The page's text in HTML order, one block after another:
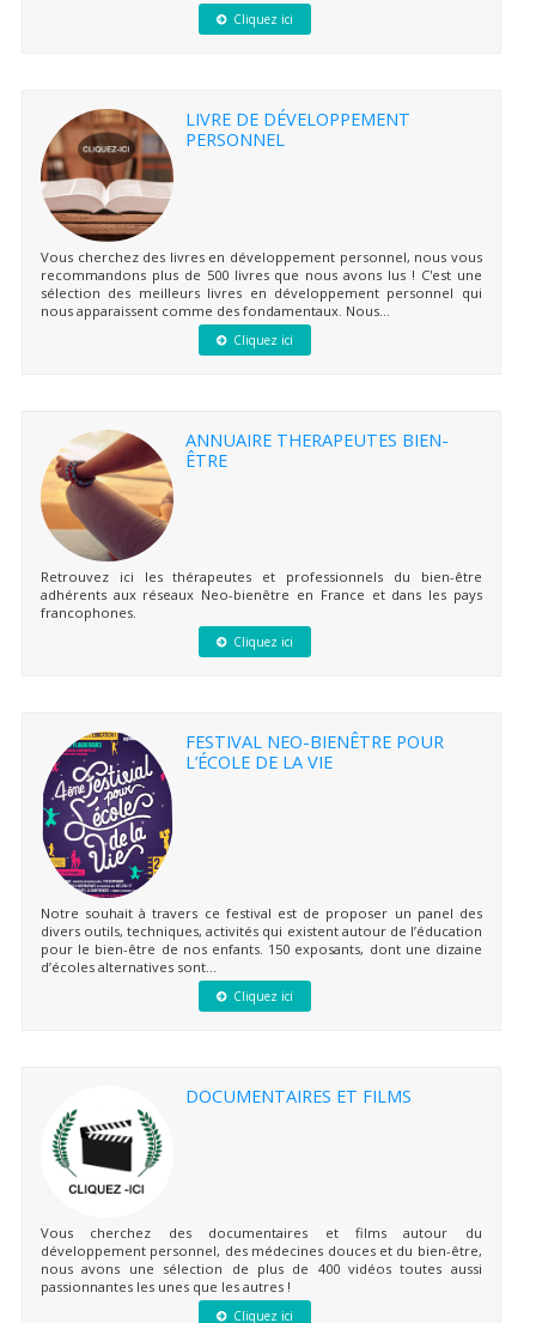
Cliquez ici
LIVRE DE DÉVELOPPEMENT
PERSONNEL
Vous cherchez des livres en développement personnel, nous vous
recommandons plus de 500 livres que nous avons lus ! C'est une
sélection des meilleurs livres en développement personnel qui
nous apparaissent comme des fondamentaux. Nous...
Cliquez ici
ANNUAIRE THERAPEUTES BIEN-
ÊTRE
Retrouvez ici les thérapeutes et professionnels du bien-être
adhérents aux réseaux Neo-bienêtre en France et dans les pays
francophones.
Cliquez ici
FESTIVAL NEO-BIENÊTRE POUR
L’ÉCOLE DE LA VIE
Notre souhait à travers ce festival est de proposer un panel des
divers outils, techniques, activités qui existent autour de l’éducation
pour le bien-être de nos enfants. 150 exposants, dont une dizaine
d’écoles alternatives sont...
Cliquez ici
DOCUMENTAIRES ET FILMS
Vous cherchez des documentaires et films autour du
développement personnel, des médecines douces et du bien-être,
nous avons une sélection de plus de 400 vidéos toutes aussi
passionnantes les unes que les autres !
Cliquez ici